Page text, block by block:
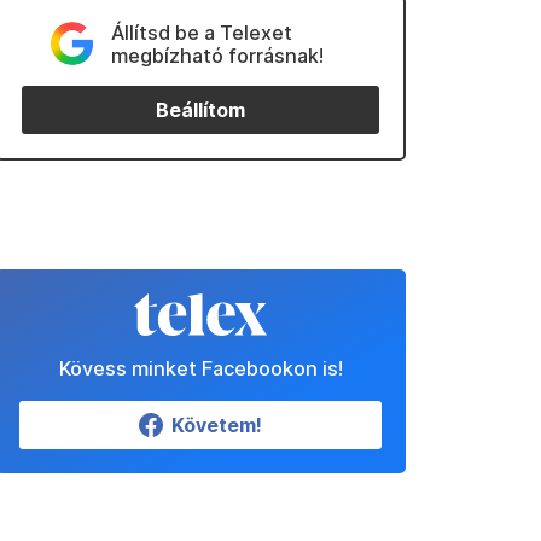
Állítsd be a Telexet
megbízható forrásnak!
Beállítom
Kövess minket Facebookon is!
Követem!